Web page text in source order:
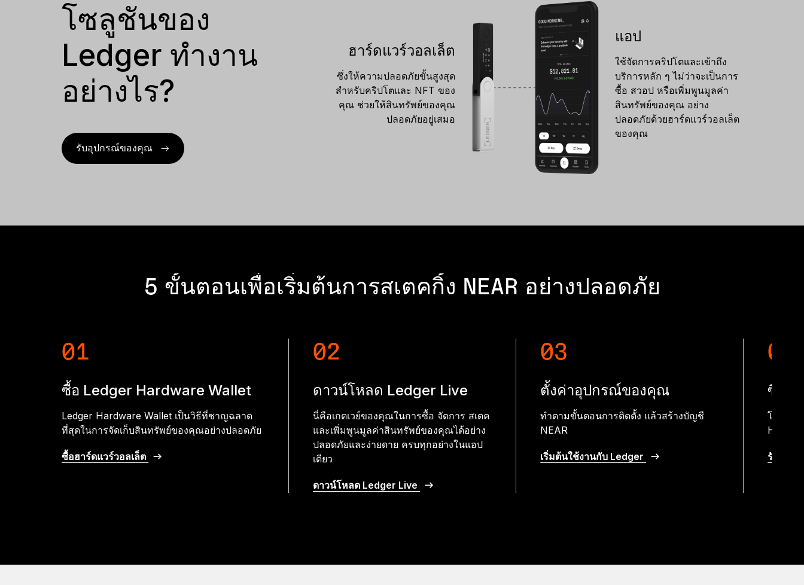
โซลูชันของ
Ledger ทำงาน
อย่างไร?
รับอุปกรณ์ของคุณ
ฮาร์ดแวร์วอลเล็ต
ซึ่งให้ความปลอดภัยขั้นสูงสุด
สำหรับคริปโตและ NFT ของ
คุณ ช่วยให้สินทรัพย์ของคุณ
ปลอดภัยอยู่เสมอ
แอป
ใช้จัดการคริปโตและเข้าถึง
บริการหลัก ๆ ไม่ว่าจะเป็นการ
ซื้อ สวอป หรือเพิ่มพูนมูลค่า
สินทรัพย์ของคุณ อย่าง
ปลอดภัยด้วยฮาร์ดแวร์วอลเล็ต
ของคุณ
5 ขั้นตอนเพื่อเริ่มต้นการสเตคกิ้ง NEAR อย่างปลอดภัย
01
ซื้อ Ledger Hardware Wallet
Ledger Hardware Wallet เป็นวิธีที่ชาญฉลาด
ที่สุดในการจัดเก็บสินทรัพย์ของคุณอย่างปลอดภัย
ซื้อฮาร์ดแวร์วอลเล็ต
02
ดาวน์โหลด Ledger Live
นี่คือเกตเวย์ของคุณในการซื้อ จัดการ สเตค
และเพิ่มพูนมูลค่าสินทรัพย์ของคุณได้อย่าง
ปลอดภัยและง่ายดาย ครบทุกอย่างในแอป
เดียว
ดาวน์โหลด Ledger Live
03
ตั้งค่าอุปกรณ์ของคุณ
ทำตามขั้นตอนการติดตั้ง แล้วสร้างบัญชี
NEAR
เริ่มต้นใช้งานกับ Ledger
04
ซื้อค
โอน
รับคริป